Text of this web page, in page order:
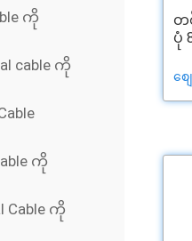
ကို
cable ကို
ကို
Cable ကို
တ
ပုံ
စ